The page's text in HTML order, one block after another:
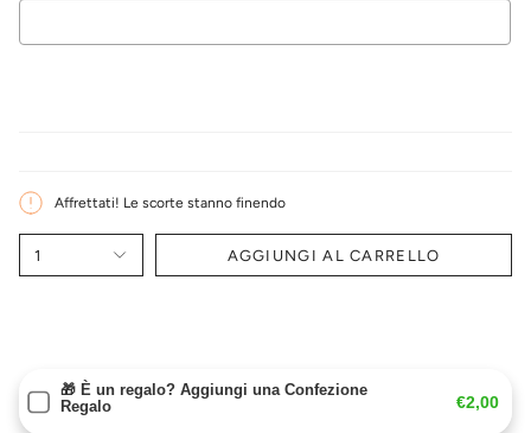
Affrettati! Le scorte stanno finendo
1 AGGIUNGI AL CARRELLO
🎁 È un regalo? Aggiungi una Confezione
Regalo
€2,00